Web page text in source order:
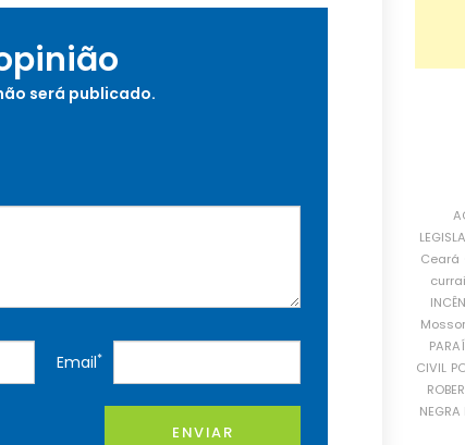
será publicado.
Email*
ENVIAR
Ceará
CIVIL
NEGRA